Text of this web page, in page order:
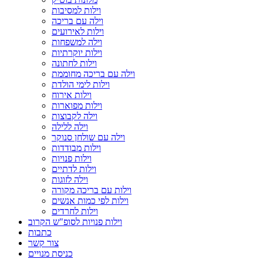
וילות למסיבות
וילה עם בריכה
וילות לאירועים
וילה למשפחות
וילות יוקרתיות
וילות לחתונה
וילה עם בריכה מחוממת
וילות לימי הולדת
וילות אירוח
וילות מפוארות
וילה לקבוצות
וילה ללילה
וילה עם שולחן סנוקר
וילות מבודדות
וילות פנויות
וילות לדתיים
וילה לזוגות
וילות עם בריכה מקורה
וילות לפי כמות אנשים
וילות לחרדים
וילות פנויות לסופ"ש הקרוב
כתבות
צור קשר
כניסת מנויים